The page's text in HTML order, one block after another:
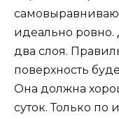
идеально ровно.
два слоя.
поверхность
Она должна
суток. Только по